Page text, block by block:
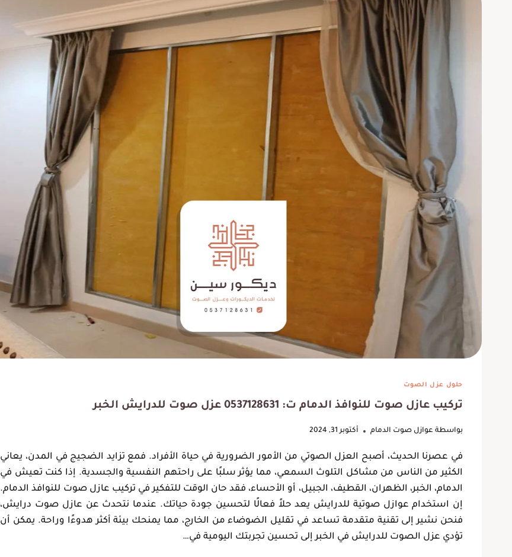
0537128631
حلول عزل الصوت
تركيب عازل صوت للنوافذ الدمام ت: 0537128631 عزل صوت للدرايش الخبر
بواسطة عوازل صوت الدمام أكتوبر 31, 2024
في عصرنا الحديث، أصبح العزل الصوتي من الأمور الضرورية في حياة الأفراد. فمع تزايد الضجيج في المدن، يعاني
الكثير من الناس من مشاكل التلوث السمعي، مما يؤثر سلبًا على راحتهم النفسية والجسدية. إذا كنت تعيش في
الدمام، الخبر، الظهران، القطيف، الجبيل، أو الأحساء، فقد حان الوقت للتفكير في تركيب عازل صوت للنوافذ الدمام.
إن استخدام عوازل صوتية للدرايش يعد حلاً فعالًا لتحسين جودة حياتك. عندما نتحدث عن عازل صوت درايش،
فنحن نشير إلى تقنية متقدمة تساعد في تقليل الضوضاء من الخارج، مما يمنحك بيئة أكثر هدوءًا وراحة. يمكن أن
تؤدي عزل الصوت للدرايش في الخبر إلى تحسين تجربتك اليومية في…